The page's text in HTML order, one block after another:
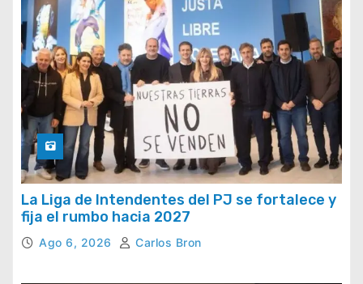
La Liga de Intendentes del PJ se fortalece y
fija el rumbo hacia 2027
Ago 6, 2026 Carlos Bron